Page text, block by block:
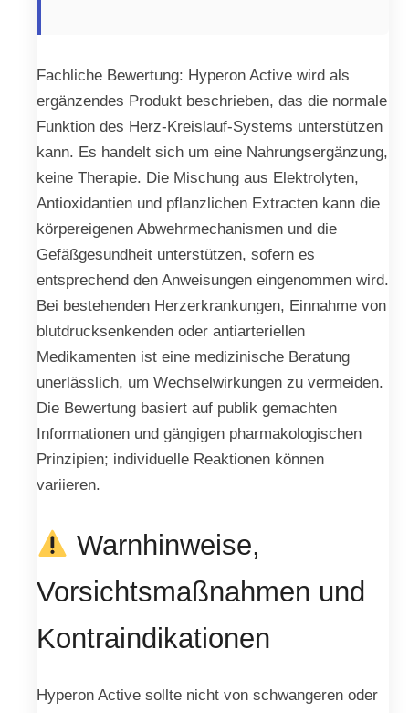
Fachliche Bewertung: Hyperon Active wird als
ergänzendes Produkt beschrieben, das die normale
Funktion des Herz-Kreislauf-Systems unterstützen
kann. Es handelt sich um eine Nahrungsergänzung,
keine Therapie. Die Mischung aus Elektrolyten,
Antioxidantien und pflanzlichen Extracten kann die
körpereigenen Abwehrmechanismen und die
Gefäßgesundheit unterstützen, sofern es
entsprechend den Anweisungen eingenommen wird.
Bei bestehenden Herzerkrankungen, Einnahme von
blutdrucksenkenden oder antiarteriellen
Medikamenten ist eine medizinische Beratung
unerlässlich, um Wechselwirkungen zu vermeiden.
Die Bewertung basiert auf publik gemachten
Informationen und gängigen pharmakologischen
Prinzipien; individuelle Reaktionen können
variieren.
Warnhinweise,
Vorsichtsmaßnahmen und
Kontraindikationen
Hyperon Active sollte nicht von schwangeren oder